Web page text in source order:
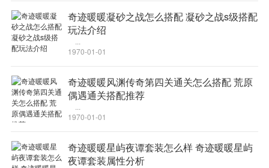
奇迹暖暖凝砂之战怎么搭配 凝砂之战s级搭配
玩法介绍
1970-01-01
奇迹暖暖风渊传奇第四关通关怎么搭配 荒原
偶遇通关搭配推荐
1970-01-01
奇迹暖暖星屿夜谭套装怎么样 奇迹暖暖星屿
夜谭套装属性分析